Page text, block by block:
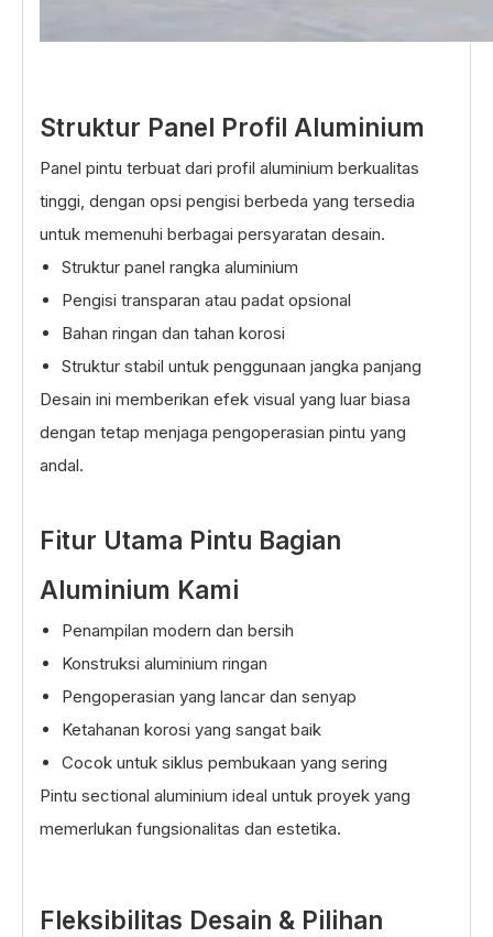
Struktur Panel Profil Aluminium
Panel pintu terbuat dari profil aluminium berkualitas
tinggi, dengan opsi pengisi berbeda yang tersedia
untuk memenuhi berbagai persyaratan desain.
Struktur panel rangka aluminium
Pengisi transparan atau padat opsional
Bahan ringan dan tahan korosi
Struktur stabil untuk penggunaan jangka panjang
Desain ini memberikan efek visual yang luar biasa
dengan tetap menjaga pengoperasian pintu yang
andal.
Fitur Utama Pintu Bagian
Aluminium Kami
Penampilan modern dan bersih
Konstruksi aluminium ringan
Pengoperasian yang lancar dan senyap
Ketahanan korosi yang sangat baik
Cocok untuk siklus pembukaan yang sering
Pintu sectional aluminium ideal untuk proyek yang
memerlukan fungsionalitas dan estetika.
Fleksibilitas Desain & Pilihan